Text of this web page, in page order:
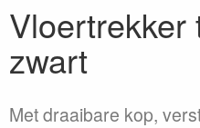
Vloertrekker
zwart
Met draaibare kop,